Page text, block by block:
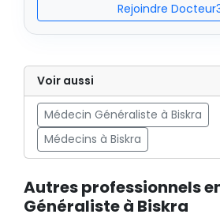
Rejoindre
Voir aussi
Médecin Généraliste à Biskra
Médecins à Biskra
Autres professionnels
Généraliste à Biskra